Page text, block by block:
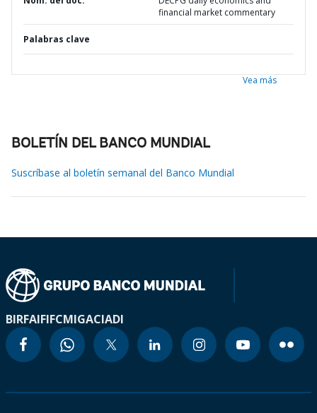
financial market commentary
Palabras clave
Vea más
BOLETÍN DEL BANCO MUNDIAL
Suscríbase al boletín semanal del Banco Mundial
BIRFAIFIFCMIGACIADI